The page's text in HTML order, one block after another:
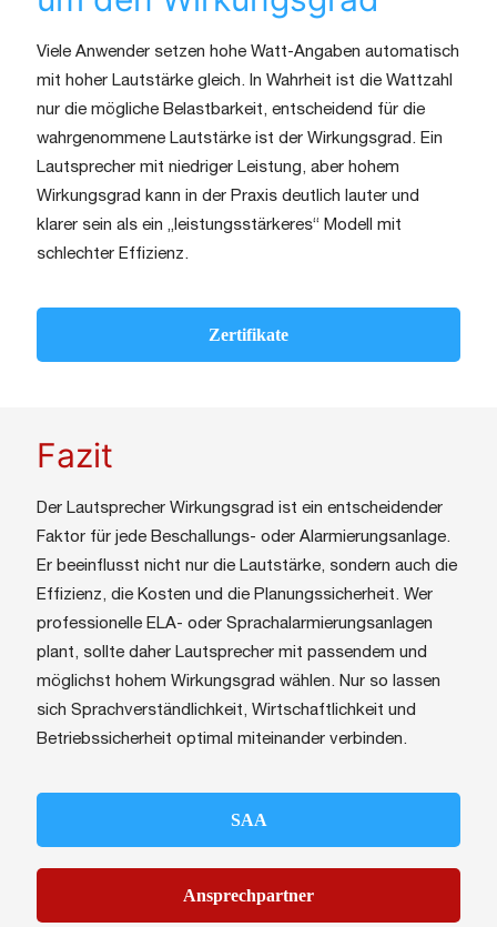
Viele Anwender setzen hohe Watt-Angaben automatisch
mit hoher Lautstärke gleich. In Wahrheit ist die Wattzahl
nur die mögliche Belastbarkeit, entscheidend für die
wahrgenommene Lautstärke ist der Wirkungsgrad. Ein
Lautsprecher mit niedriger Leistung, aber hohem
Wirkungsgrad kann in der Praxis deutlich lauter und
klarer sein als ein „leistungsstärkeres“ Modell mit
schlechter Effizienz.
Zertifikate
Fazit
Der Lautsprecher Wirkungsgrad ist ein entscheidender
Faktor für jede Beschallungs- oder Alarmierungsanlage.
Er beeinflusst nicht nur die Lautstärke, sondern auch die
Effizienz, die Kosten und die Planungssicherheit. Wer
professionelle ELA- oder Sprachalarmierungsanlagen
plant, sollte daher Lautsprecher mit passendem und
möglichst hohem Wirkungsgrad wählen. Nur so lassen
sich Sprachverständlichkeit, Wirtschaftlichkeit und
Betriebssicherheit optimal miteinander verbinden.
SAA
Ansprechpartner